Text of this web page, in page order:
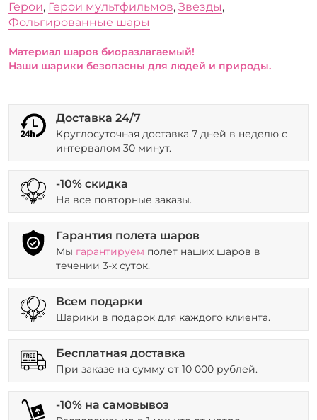
Герои, Герои мультфильмов, Звезды,
Фольгированные шары
Материал шаров биоразлагаемый!
Наши шарики безопасны для людей и природы.
Доставка 24/7
Круглосуточная доставка 7 дней в неделю с
интервалом 30 минут.
-10% скидка
На все повторные заказы.
Гарантия полета шаров
Мы гарантируем полет наших шаров в
течении 3-х суток.
Всем подарки
Шарики в подарок для каждого клиента.
Бесплатная доставка
При заказе на сумму от 10 000 рублей.
-10% на самовывоз